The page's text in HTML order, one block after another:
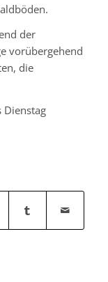
der
vorübergehend
die
Dienstag